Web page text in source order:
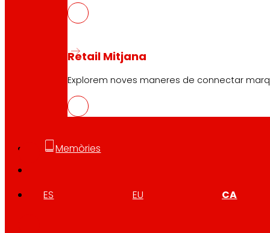
Retail Mitjana
Explorem noves maneres de connectar
Memòries
ES EU CA
EUS